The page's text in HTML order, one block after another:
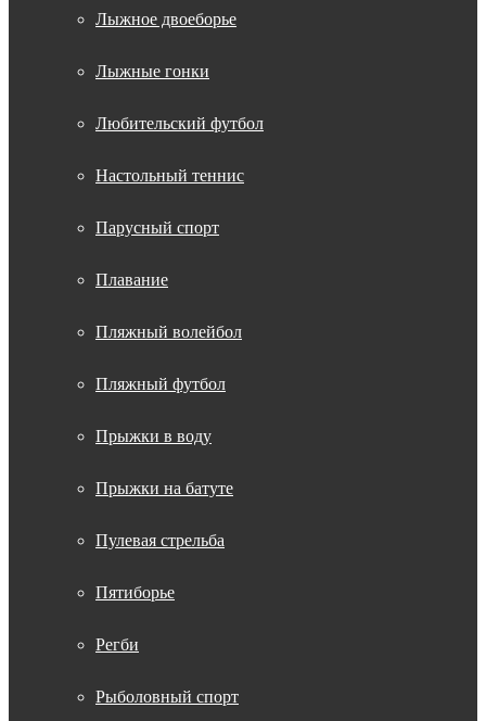
Лыжное двоеборье
Лыжные гонки
Любительский футбол
Настольный теннис
Парусный спорт
Плавание
Пляжный волейбол
Пляжный футбол
Прыжки в воду
Прыжки на батуте
Пулевая стрельба
Пятиборье
Регби
Рыболовный спорт